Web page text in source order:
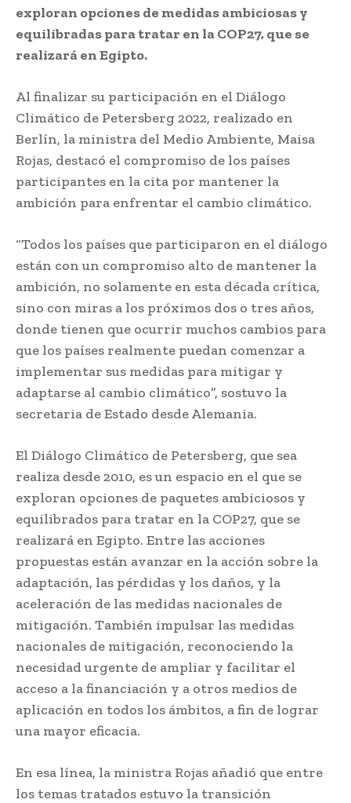
exploran opciones de medidas ambiciosas y
equilibradas para tratar en la COP27, que se
realizará en Egipto.
Al finalizar su participación en el Diálogo
Climático de Petersberg 2022, realizado en
Berlín, la ministra del Medio Ambiente, Maisa
Rojas, destacó el compromiso de los países
participantes en la cita por mantener la
ambición para enfrentar el cambio climático.
“Todos los países que participaron en el diálogo
están con un compromiso alto de mantener la
ambición, no solamente en esta década crítica,
sino con miras a los próximos dos o tres años,
donde tienen que ocurrir muchos cambios para
que los países realmente puedan comenzar a
implementar sus medidas para mitigar y
adaptarse al cambio climático”, sostuvo la
secretaria de Estado desde Alemania.
El Diálogo Climático de Petersberg, que sea
realiza desde 2010, es un espacio en el que se
exploran opciones de paquetes ambiciosos y
equilibrados para tratar en la COP27, que se
realizará en Egipto. Entre las acciones
propuestas están avanzar en la acción sobre la
adaptación, las pérdidas y los daños, y la
aceleración de las medidas nacionales de
mitigación. También impulsar las medidas
nacionales de mitigación, reconociendo la
necesidad urgente de ampliar y facilitar el
acceso a la financiación y a otros medios de
aplicación en todos los ámbitos, a fin de lograr
una mayor eficacia.
En esa línea, la ministra Rojas añadió que entre
los temas tratados estuvo la transición